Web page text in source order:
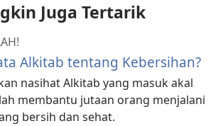
Juga Tertarik
Alkitab tentang Kebersihan?
nasihat Alkitab yang masuk akal
membantu jutaan orang menjalani
bersih dan sehat.